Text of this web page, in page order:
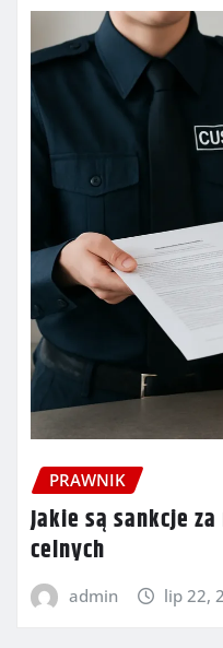
PRAWNIK
Jakie są sankcje
celnych
admin lip 22,